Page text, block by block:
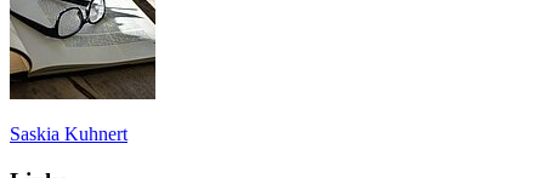
Saskia Kuhnert